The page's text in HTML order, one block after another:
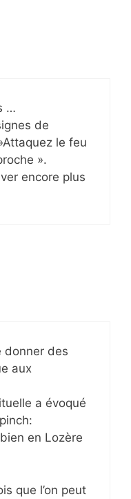
…
de
le feu
».
encore plus
donner des
aux
a évoqué
en Lozère
que l’on peut